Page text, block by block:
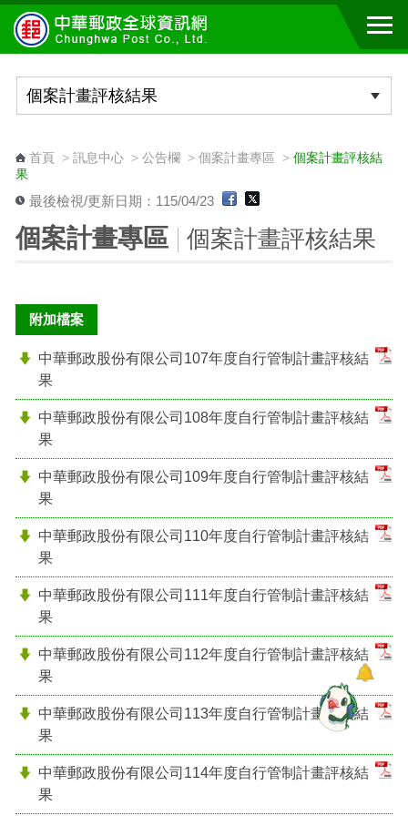
跳到主要內容區塊
首頁> 訊息中心> 公告欄 > 個案計畫專區 > 個案計畫評核結
果
最後檢視/更新日期：115/04/23
個案計畫專區 個案計畫評核結果
附加檔案
中華郵政股份有限公司107年度自行管制計畫評核結
果
中華郵政股份有限公司108年度自行管制計畫評核結
果
中華郵政股份有限公司109年度自行管制計畫評核結
果
中華郵政股份有限公司110年度自行管制計畫評核結
果
中華郵政股份有限公司111年度自行管制計畫評核結
果
中華郵政股份有限公司112年度自行管制計畫評核結
果
中華郵政股份有限公司113年度自行管制計畫評核結
果
中華郵政股份有限公司114年度自行管制計畫評核結
果